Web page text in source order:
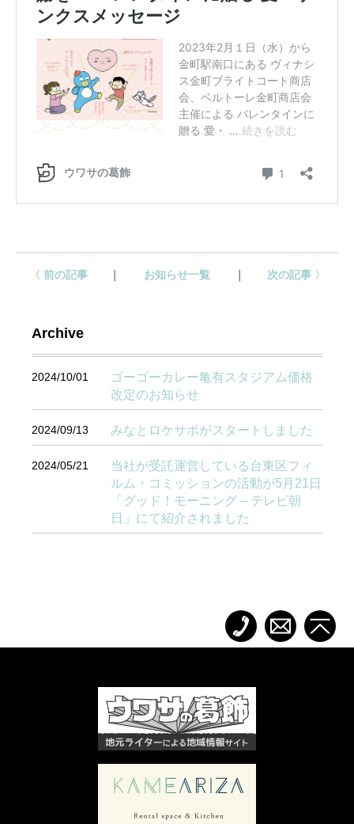
〈 前の記事 お知らせ一覧 次の記事 〉
Archive
2024/10/01
ゴーゴーカレー亀有スタジアム価格
改定のお知らせ
2024/09/13 みなとロケサポがスタートしました
2024/05/21
当社が受託運営している台東区フィ
ルム・コミッションの活動が5月21日
「グッド！モーニング – テレビ朝
日」にて紹介されました